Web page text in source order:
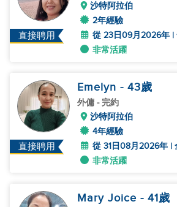
直接聘用
沙特阿拉伯
2年經驗
從 23日09月2026年 |
非常活躍
直接聘用
Emelyn - 43歲
外傭 - 完約
沙特阿拉伯
4年經驗
從 31日08月2026年 |
非常活躍
Mary Joice - 41歲